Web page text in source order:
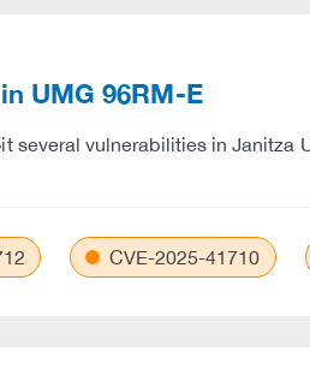
UMG 96RM-E
several vulnerabilities in Janitza
CVE-2025-41710